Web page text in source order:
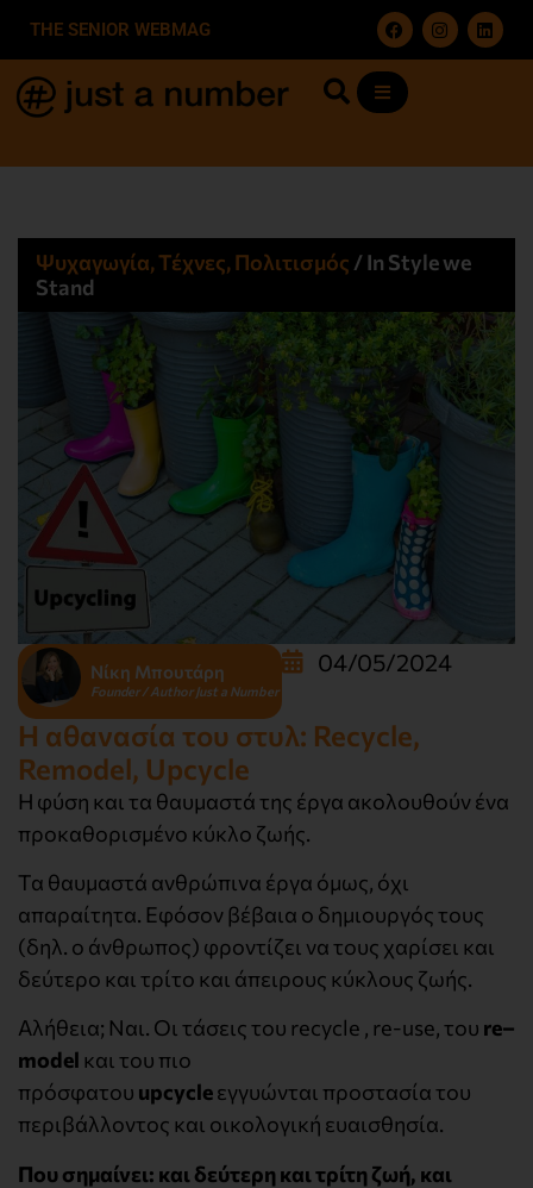
THE SENIOR WEBMAG
Ψυχαγωγία, Τέχνες, Πολιτισμός /In Style we
Stand
Νίκη Μπουτάρη
Founder / Author Just a Number
04/05/2024
Η αθανασία του στυλ: Recycle,
Remodel, Upcycle
Η φύση και τα θαυμαστά της έργα ακολουθούν ένα
προκαθορισμένο κύκλο ζωής.
Τα θαυμαστά ανθρώπινα έργα όμως, όχι
απαραίτητα. Εφόσον βέβαια ο δημιουργός τους
(δηλ. ο άνθρωπος) φροντίζει να τους χαρίσει και
δεύτερο και τρίτο και άπειρους κύκλους ζωής.
Αλήθεια; Ναι. Οι τάσεις του recycle , re-use, του re–
model και του πιο
πρόσφατου upcycleεγγυώνται προστασία του
περιβάλλοντος και οικολογική ευαισθησία.
Που σημαίνει: και δεύτερη και τρίτη ζωή, και